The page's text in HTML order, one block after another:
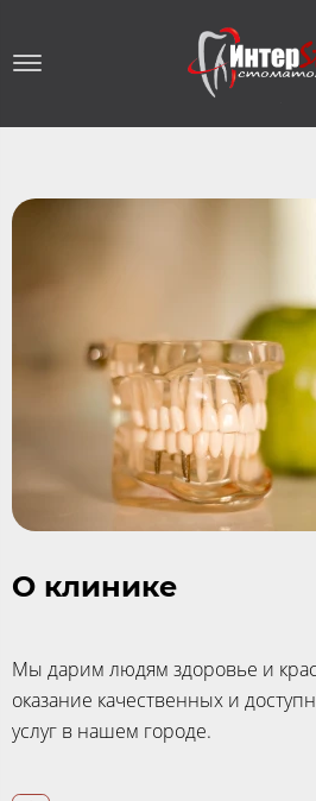
О клинике
Мы дарим людям здоровье и
оказание качественных и
услуг в нашем городе.